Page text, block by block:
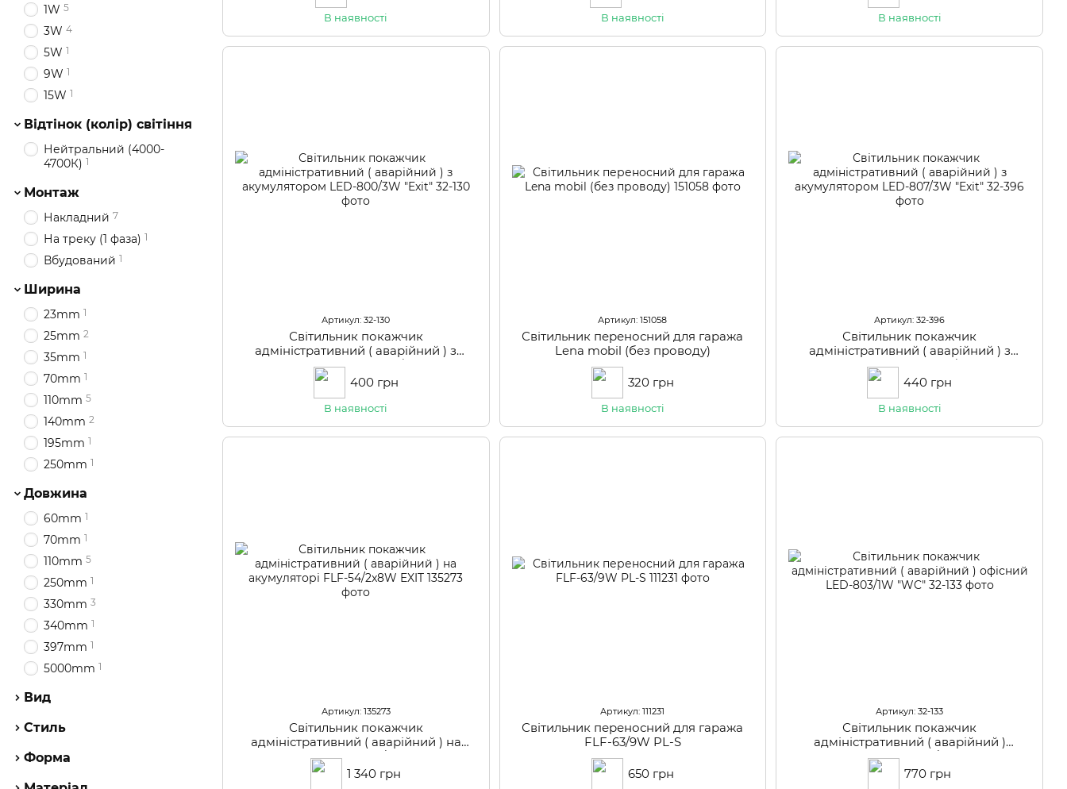
В наявності В наявності В наявності
Артикул: 32-130
Світильник покажчик
адміністративний ( аварійний ) з
акумулятором LED-800/3W "Exit"
400 грн
В наявності
Артикул: 151058
Світильник переносний для гаража
Lena mobil (без проводу)
320 грн
В наявності
Артикул: 32-396
Світильник покажчик
адміністративний ( аварійний ) з
акумулятором LED-807/3W "Exit"
440 грн
В наявності
Артикул: 135273
Світильник покажчик
адміністративний ( аварійний ) на
акумуляторі FLF-54/2x8W EXIT
1 340 грн
Артикул: 111231
Світильник переносний для гаража
FLF-63/9W PL-S
650 грн
Артикул: 32-133
Світильник покажчик
адміністративний ( аварійний )
офісний LED-803/1W "WC"
770 грн
1W 5
3W 4
5W 1
9W 1
15W 1
Відтінок (колір) світіння
Нейтральний (4000-
4700К) 1
Монтаж
Накладний 7
На треку (1 фаза) 1
Вбудований 1
Ширина
23mm 1
25mm 2
35mm 1
70mm 1
110mm 5
140mm 2
195mm 1
250mm 1
Довжина
60mm 1
70mm 1
110mm 5
250mm 1
330mm 3
340mm 1
397mm 1
5000mm 1
Вид
Стиль
Форма